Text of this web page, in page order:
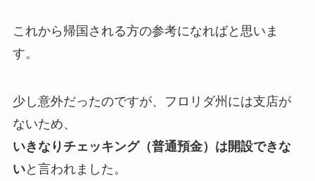
これから帰国される方の参考になればと思いま
す。
少し意外だったのですが、フロリダ州には支店が
ないため、
いきなりチェッキング（普通預金）は開設できな
いと言われました。